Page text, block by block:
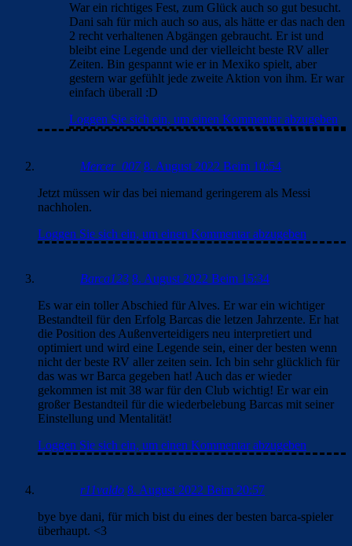
War ein richtiges Fest, zum Glück auch so gut besucht.
Dani sah für mich auch so aus, als hätte er das nach den
2 recht verhaltenen Abgängen gebraucht. Er ist und
bleibt eine Legende und der vielleicht beste RV aller
Zeiten. Bin gespannt wie er in Mexiko spielt, aber
gestern war gefühlt jede zweite Aktion von ihm. Er war
einfach überall :D
Loggen Sie sich ein, um einen Kommentar abzugeben
Mercer_007 8. August 2022 Beim 10:54
Jetzt müssen wir das bei niemand geringerem als Messi
nachholen.
Loggen Sie sich ein, um einen Kommentar abzugeben
Barca123 8. August 2022 Beim 15:34
Es war ein toller Abschied für Alves. Er war ein wichtiger
Bestandteil für den Erfolg Barcas die letzen Jahrzente. Er hat
die Position des Außenverteidigers neu interpretiert und
optimiert und wird eine Legende sein, einer der besten wenn
nicht der beste RV aller zeiten sein. Ich bin sehr glücklich für
das was wr Barca gegeben hat! Auch das er wieder
gekommen ist mit 38 war für den Club wichtig! Er war ein
großer Bestandteil für die wiederbelebung Barcas mit seiner
Einstellung und Mentalität!
Loggen Sie sich ein, um einen Kommentar abzugeben
r11valdo 8. August 2022 Beim 20:57
bye bye dani, für mich bist du eines der besten barca-spieler
überhaupt. <3